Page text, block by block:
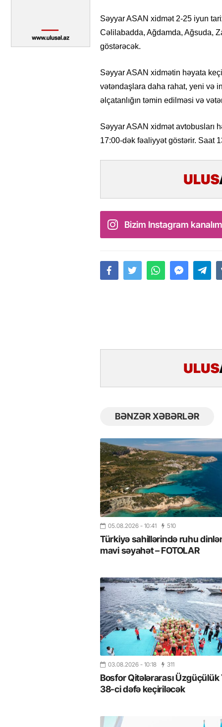
Səyyar ASAN xidmət 2-25 iyun
Cəlilabadda, Ağdamda, Ağsuda,
göstərəcək.
Səyyar ASAN xidmətin həyata
vətəndaşlara daha rahat, yeni və
əlçatanlığın təmin edilməsi və
Səyyar ASAN xidmət avtobusları
17:00-dək fəaliyyət göstərir. Saat
Bizim Instagram
BƏNZƏR XƏBƏRLƏR
05.08.2026 - 10:41 510
Türkiyə sahillərində ruhu
mavi səyahət – FOTOLAR
03.08.2026 - 10:18 311
Bosfor Qitələrarası Üzgüçülük
38-ci dəfə keçiriləcək
14.05.2026- 10:58
“ABŞ və Qərb Çinin daha da
istəmir”- VİDEO